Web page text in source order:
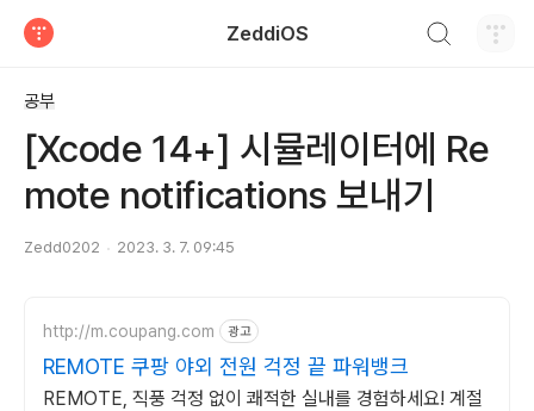
ZeddiOS
공부
[Xcode 14+] 시뮬레이터에 Re
mote notifications 보내기
Zedd0202 2023. 3. 7. 09:45
http://m.coupang.com 광고
REMOTE 쿠팡 야외 전원 걱정 끝 파워뱅크
REMOTE, 직풍 걱정 없이 쾌적한 실내를 경험하세요! 계절